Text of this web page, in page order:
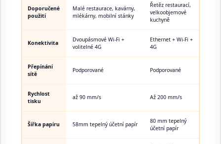
Doporučené
použití
Malé restaurace, kavárny,
mlékárny, mobilní stánky
Řetěz restaurací,
velkoobjemové
kuchyně
Konektivita
Dvoupásmové Wi-Fi +
volitelné 4G
Ethernet + Wi-Fi +
4G
Přepínání
sítě
Podporované Podporované
Rychlost
tisku
až 90 mm/s Až 200 mm/s
Šířka papíru 58mm tepelný účetní papír
80 mm tepelný
účetní papír